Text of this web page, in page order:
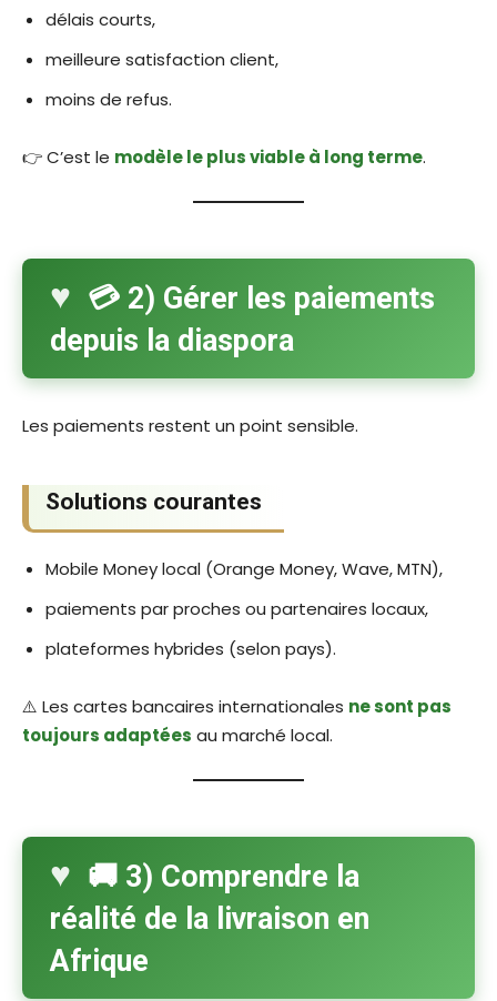
délais courts,
meilleure satisfaction client,
moins de refus.
👉 C’est le modèle le plus viable à long terme.
💳 2) Gérer les paiements
depuis la diaspora
Les paiements restent un point sensible.
Solutions courantes
Mobile Money local (Orange Money, Wave, MTN),
paiements par proches ou partenaires locaux,
plateformes hybrides (selon pays).
⚠️ Les cartes bancaires internationales ne sont pas
toujours adaptées au marché local.
🚚 3) Comprendre la
réalité de la livraison en
Afrique